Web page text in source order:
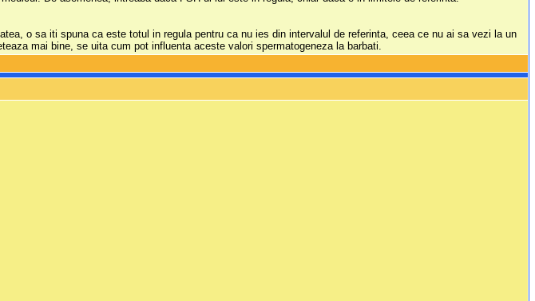
o sa iti spuna ca este totul in regula pentru ca nu ies din intervalul de referinta, ceea ce nu ai sa vezi la un
mai bine, se uita cum pot influenta aceste valori spermatogeneza la barbati.